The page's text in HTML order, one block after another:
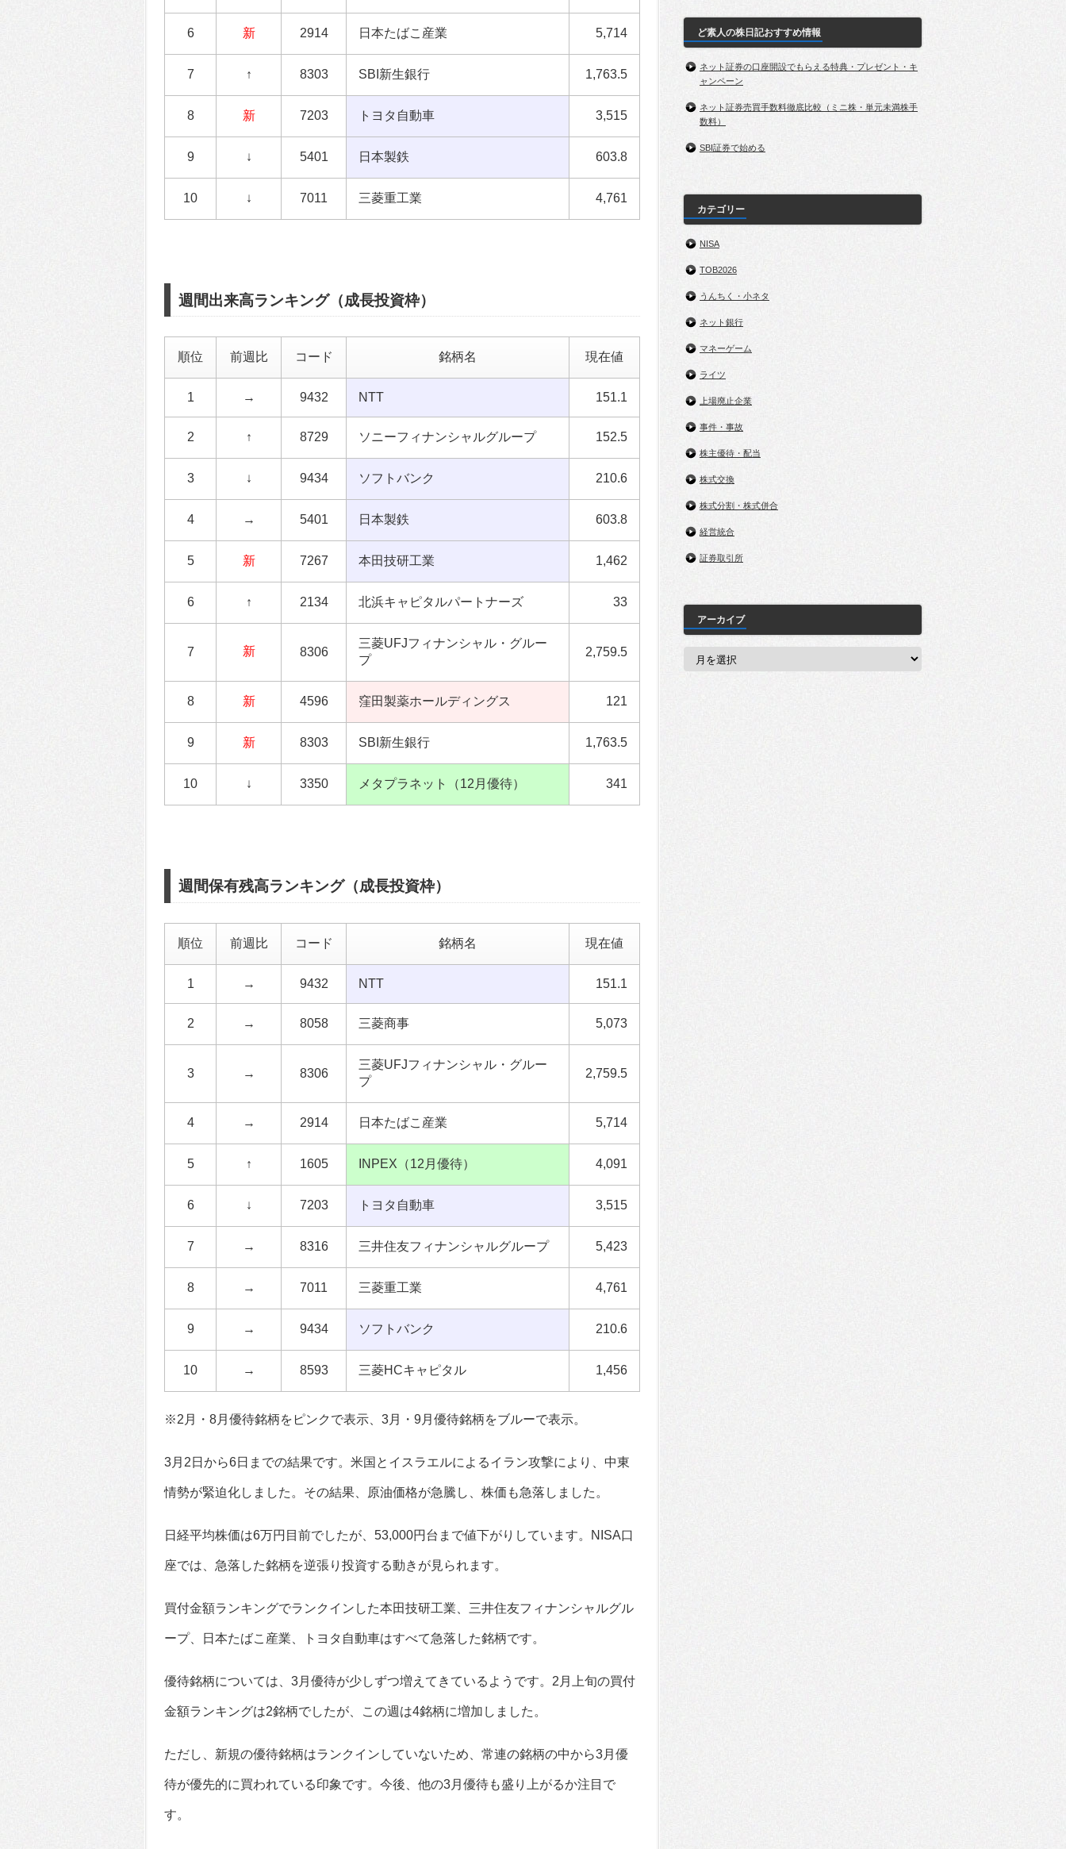
6 新 2914 日本たばこ産業 5,714
7 ↑ 8303 SBI新生銀行 1,763.5
8 新 7203 トヨタ自動車 3,515
9 ↓ 5401 日本製鉄 603.8
10 ↓ 7011 三菱重工業 4,761
週間出来高ランキング（成長投資枠）
順位 前週比 コード 銘柄名 現在値
1 → 9432 NTT 151.1
2 ↑ 8729 ソニーフィナンシャルグループ 152.5
3 ↓ 9434 ソフトバンク 210.6
4 → 5401 日本製鉄 603.8
5 新 7267 本田技研工業 1,462
6 ↑ 2134 北浜キャピタルパートナーズ 33
7 新 8306
三菱UFJフィナンシャル・グルー
プ
2,759.5
8 新 4596 窪田製薬ホールディングス 121
9 新 8303 SBI新生銀行 1,763.5
10 ↓ 3350 メタプラネット（12月優待） 341
週間保有残高ランキング（成長投資枠）
順位 前週比 コード 銘柄名 現在値
1 → 9432 NTT 151.1
2 → 8058 三菱商事 5,073
3 → 8306
三菱UFJフィナンシャル・グルー
プ
2,759.5
4 → 2914 日本たばこ産業 5,714
5 ↑ 1605 INPEX（12月優待） 4,091
6 ↓ 7203 トヨタ自動車 3,515
7 → 8316 三井住友フィナンシャルグループ 5,423
8 → 7011 三菱重工業 4,761
9 → 9434 ソフトバンク 210.6
10 → 8593 三菱HCキャピタル 1,456
※2月・8月優待銘柄をピンクで表示、3月・9月優待銘柄をブルーで表示。
3月2日から6日までの結果です。米国とイスラエルによるイラン攻撃により、中東
情勢が緊迫化しました。その結果、原油価格が急騰し、株価も急落しました。
日経平均株価は6万円目前でしたが、53,000円台まで値下がりしています。NISA口
座では、急落した銘柄を逆張り投資する動きが見られます。
買付金額ランキングでランクインした本田技研工業、三井住友フィナンシャルグル
ープ、日本たばこ産業、トヨタ自動車はすべて急落した銘柄です。
優待銘柄については、3月優待が少しずつ増えてきているようです。2月上旬の買付
金額ランキングは2銘柄でしたが、この週は4銘柄に増加しました。
ただし、新規の優待銘柄はランクインしていないため、常連の銘柄の中から3月優
待が優先的に買われている印象です。今後、他の3月優待も盛り上がるか注目で
す。
ど素人の株日記おすすめ情報
ネット証券の口座開設でもらえる特典・プレゼント・キ
ャンペーン
ネット証券売買手数料徹底比較（ミニ株・単元未満株手
数料）
SBI証券で始める
カテゴリー
NISA
TOB2026
うんちく・小ネタ
ネット銀行
マネーゲーム
ライツ
上場廃止企業
事件・事故
株主優待・配当
株式交換
株式分割・株式併合
経営統合
証券取引所
アーカイブ